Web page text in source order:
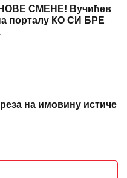
СМЕНЕ! Вучићев
порталу КО СИ БРЕ
на имовину истиче